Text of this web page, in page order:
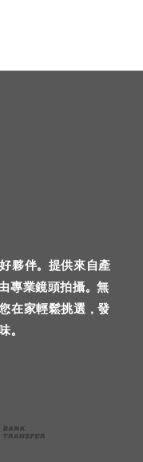
夥伴。提供來自產
專業鏡頭拍攝。無
在家輕鬆挑選，發
。